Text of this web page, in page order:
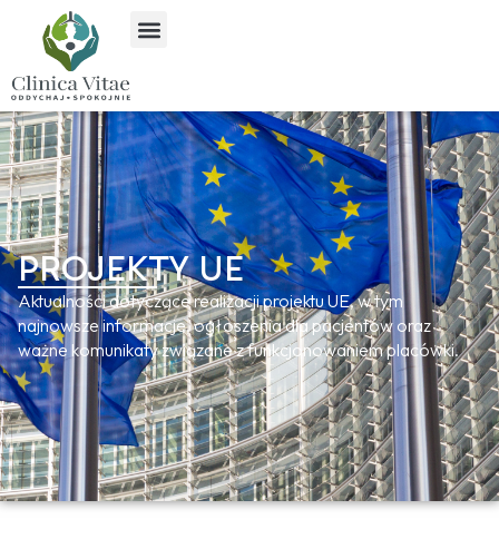
PROJEKTY UE
Aktualności dotyczące realizacji projektu UE, w tym
najnowsze informacje, ogłoszenia dla pacjentów oraz
ważne komunikaty związane z funkcjonowaniem placówki.